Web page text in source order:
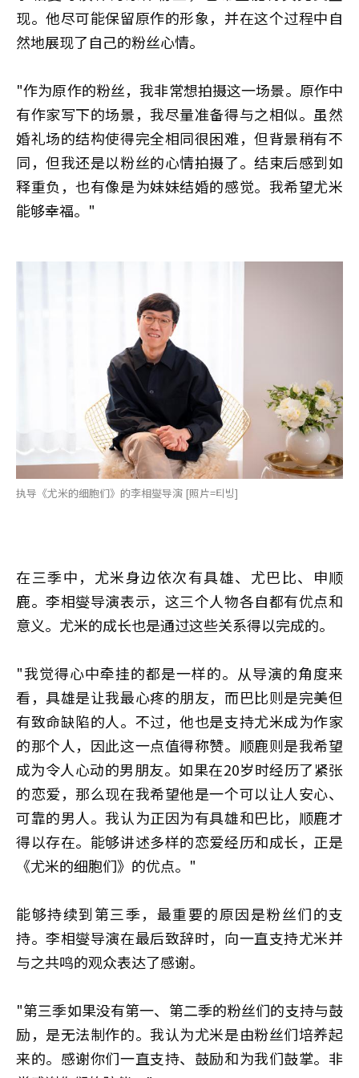
现。他尽可能保留原作的形象，并在这个过程中自
然地展现了自己的粉丝心情。
"作为原作的粉丝，我非常想拍摄这一场景。原作中
有作家写下的场景，我尽量准备得与之相似。虽然
婚礼场的结构使得完全相同很困难，但背景稍有不
同，但我还是以粉丝的心情拍摄了。结束后感到如
释重负，也有像是为妹妹结婚的感觉。我希望尤米
能够幸福。"
执导《尤米的细胞们》的李相燮导演 [照片=티빙]
在三季中，尤米身边依次有具雄、尤巴比、申顺
鹿。李相燮导演表示，这三个人物各自都有优点和
意义。尤米的成长也是通过这些关系得以完成的。
"我觉得心中牵挂的都是一样的。从导演的角度来
看，具雄是让我最心疼的朋友，而巴比则是完美但
有致命缺陷的人。不过，他也是支持尤米成为作家
的那个人，因此这一点值得称赞。顺鹿则是我希望
成为令人心动的男朋友。如果在20岁时经历了紧张
的恋爱，那么现在我希望他是一个可以让人安心、
可靠的男人。我认为正因为有具雄和巴比，顺鹿才
得以存在。能够讲述多样的恋爱经历和成长，正是
《尤米的细胞们》的优点。"
能够持续到第三季，最重要的原因是粉丝们的支
持。李相燮导演在最后致辞时，向一直支持尤米并
与之共鸣的观众表达了感谢。
"第三季如果没有第一、第二季的粉丝们的支持与鼓
励，是无法制作的。我认为尤米是由粉丝们培养起
来的。感谢你们一直支持、鼓励和为我们鼓掌。非